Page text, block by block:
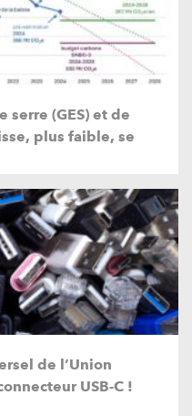
serre (GES) et de
plus faible, se
de l’Union
USB-C !